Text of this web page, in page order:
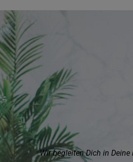
Wir begleiten Dich in Deine